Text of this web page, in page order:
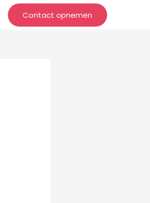
Contact opnemen